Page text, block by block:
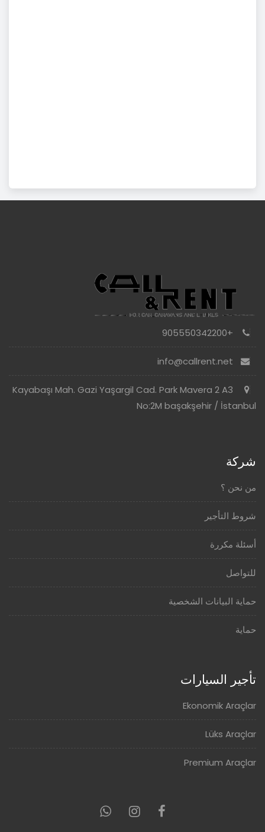
+905550342200
Kayabaşı Mah. Gazi Yaşargil Cad. Park Mavera 2 A3
No:2M başakşehir / İstanbul
شركة
من نحن ؟
شروط التأجير
أسئلة مكررة
للتواصل
حماية البيانات الشخصية
حماية
تأجير السيارات
Ekonomik Araçlar
Lüks Araçlar
Premium Araçlar